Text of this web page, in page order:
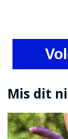
Mis dit